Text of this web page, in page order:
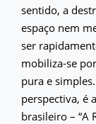
sentido, a
espaço nem
ser
mobiliza-se
pura e
perspectiva, é
brasileiro – “A